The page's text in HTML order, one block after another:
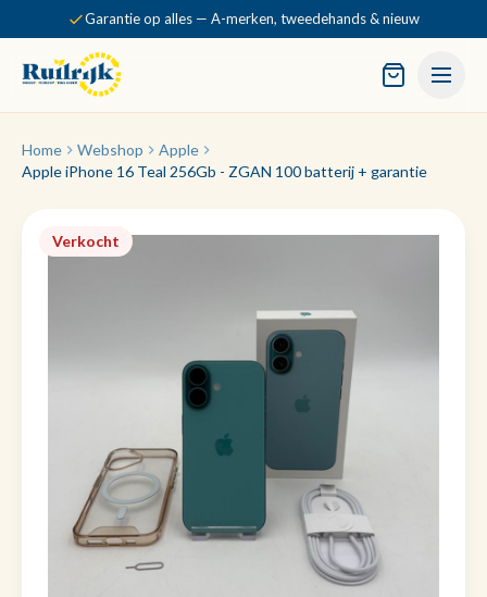
Garantie op alles — A-merken, tweedehands & nieuw
Home Webshop
Apple
Apple iPhone 16 Teal 256Gb - ZGAN 100 batterij + garantie
Verkocht